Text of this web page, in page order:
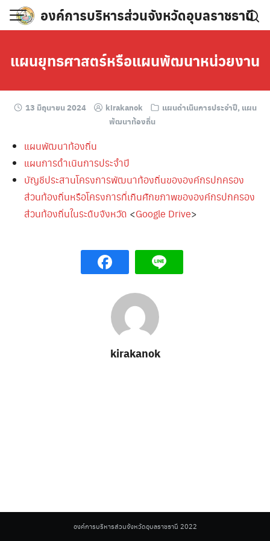
Skip
องค์การบริหารส่วนจังหวัดอุบลราชธานี
แผนยุทธศาสตร์หรือแผนพัฒนาหน่วยงาน
13 มิถุนายน 2024 kirakanok แผนดำเนินการประจำปี, แผน
พัฒนาท้องถิ่น
แผนพัฒนาท้องถิ่น
แผนการดำเนินการประจำปี
บัญชีประสานโครงการพัฒนาท้องถิ่นขององค์กรปกครอง
ส่วนท้องถิ่นหรือโครงการที่เกินศักยภาพขององค์กรปกครอง
ส่วนท้องถิ่นในระดับจังหวัด <Google Drive>
kirakanok
องค์การบริหารส่วนจังหวัดอุบลราชธานี 2022